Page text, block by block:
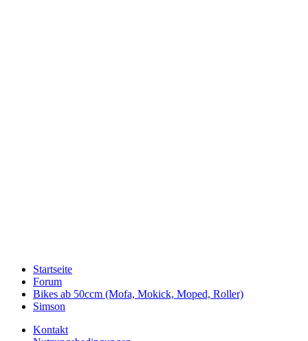
Startseite
Forum
Bikes ab 50ccm (Mofa, Mokick, Moped, Roller)
Simson
Kontakt